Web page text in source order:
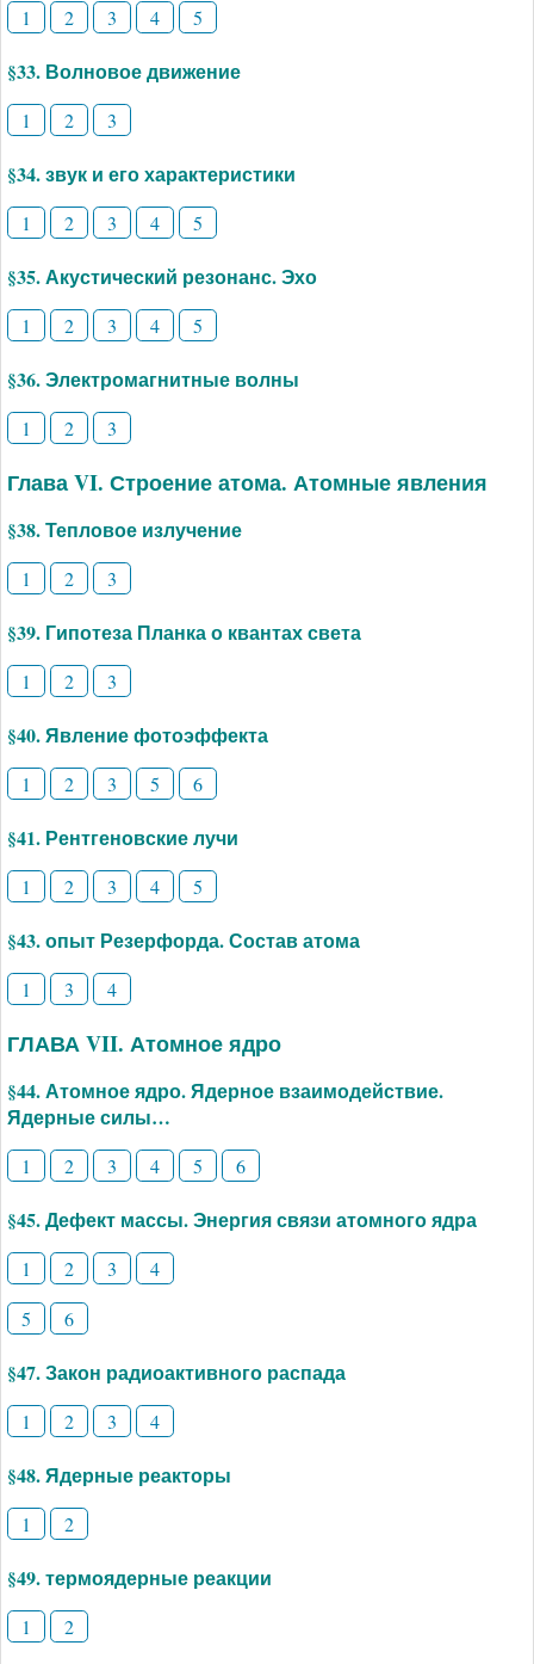
1 2 3 4 5
§33. Волновое движение
1 2 3
§34. звук и его характеристики
1 2 3 4 5
§35. Акустический резонанс. Эхо
1 2 3 4 5
§36. Электромагнитные волны
1 2 3
Глава VI. Строение атома. Атомные явления
§38. Тепловое излучение
1 2 3
§39. Гипотеза Планка о квантах света
1 2 3
§40. Явление фотоэффекта
1 2 3 5 6
§41. Рентгеновские лучи
1 2 3 4 5
§43. опыт Резерфорда. Состав атома
1 3 4
ГЛАВА VII. Атомное ядро
§44. Атомное ядро. Ядерное взаимодействие.
Ядерные силы…
1 2 3 4 5 6
§45. Дефект массы. Энергия связи атомного ядра
1 2 3
4
5
6
§47. Закон радиоактивного распада
1 2 3 4
§48. Ядерные реакторы
1 2
§49. термоядерные реакции
1 2